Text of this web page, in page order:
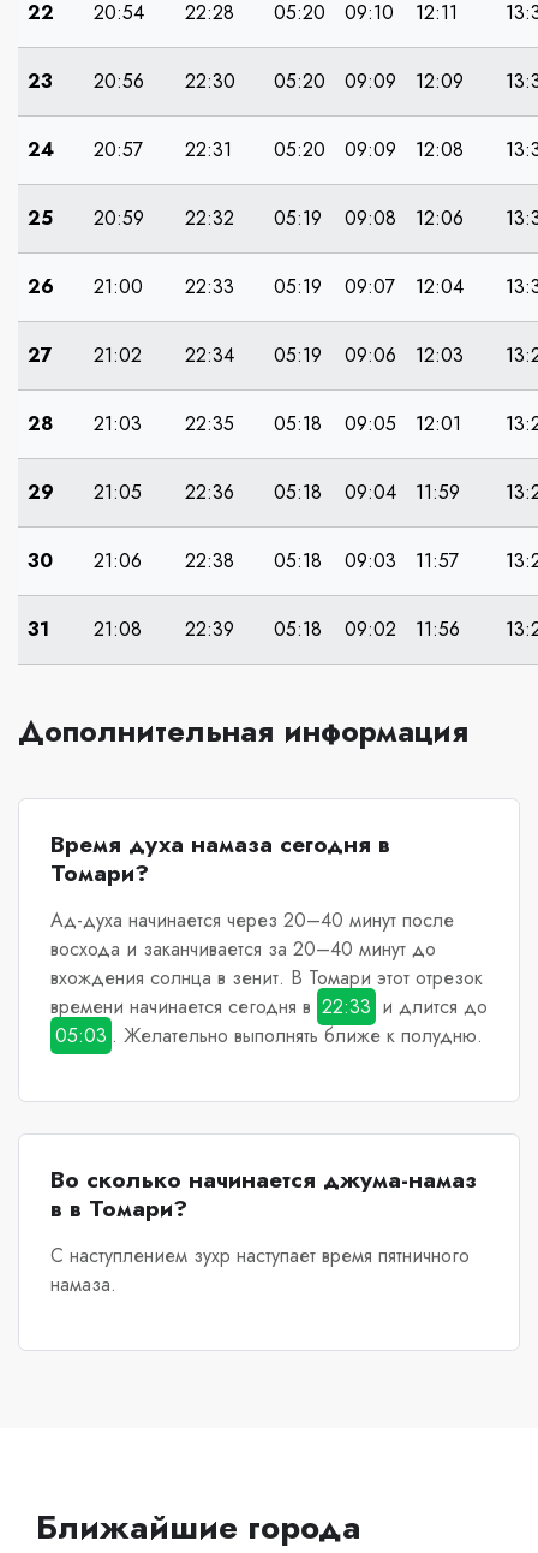
22 20:54 22:28 05:20 09:10 12:11
23 20:56 22:30 05:20 09:09 12:09
24 20:57 22:31 05:20 09:09 12:08
25 20:59 22:32 05:19 09:08 12:06
26 21:00 22:33 05:19 09:07 12:04
27 21:02 22:34 05:19 09:06 12:03
28 21:03 22:35 05:18 09:05 12:01
29 21:05 22:36 05:18 09:04 11:59
30 21:06 22:38 05:18 09:03 11:57
31 21:08 22:39 05:18 09:02 11:56
Дополнительная информация
Время духа намаза сегодня в
Томари?
Ад-духа начинается через 20–40 минут после
восхода и заканчивается за 20–40 минут до
вхождения солнца в зенит. В Томари этот отрезок
времени начинается сегодня в 22:33 и длится до
05:03 . Желательно выполнять ближе к полудню.
Во сколько начинается джума-намаз
в в Томари?
С наступлением зухр наступает время пятничного
намаза.
Ближайшие города